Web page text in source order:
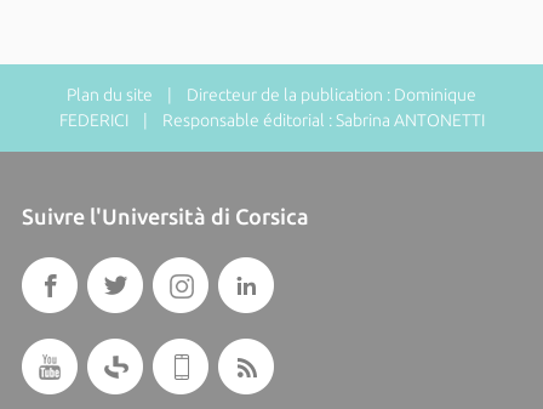
Plan du site | Directeur de la publication : Dominique
FEDERICI | Responsable éditorial : Sabrina ANTONETTI
Suivre l'Università di Corsica